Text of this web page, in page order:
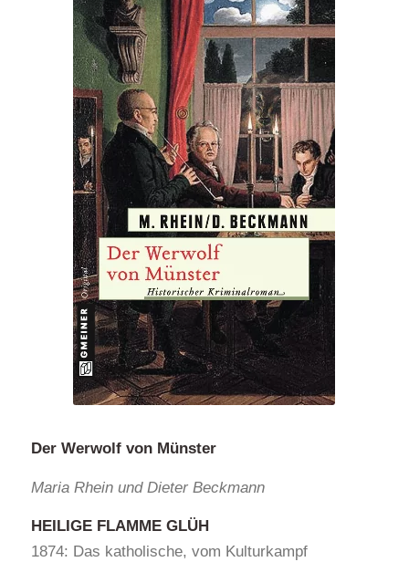
Der Werwolf von Münster
Maria Rhein und Dieter Beckmann
HEILIGE FLAMME GLÜH
1874: Das katholische, vom Kulturkampf